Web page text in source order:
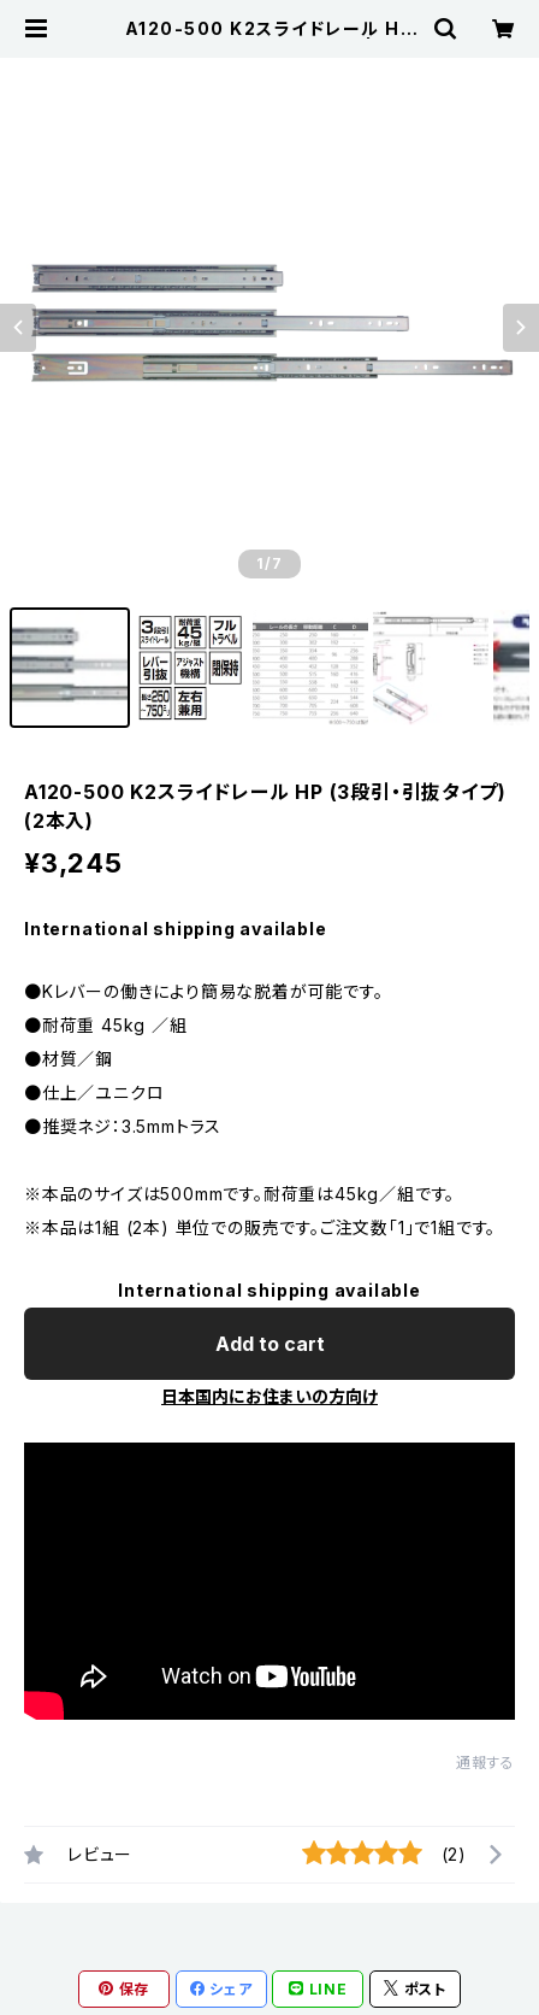
A120-500 K2スライドレール HP
1 /7
A120-500 K2スライドレール HP (3段引・引抜タイプ)
(2本入)
¥3,245
International shipping available
●Kレバーの働きにより簡易な脱着が可能です。
●耐荷重 45kg ／組
●材質／鋼
●仕上／ユニクロ
●推奨ネジ：3.5mmトラス
※本品のサイズは500mmです。耐荷重は45kg／組です。
※本品は1組 (2本) 単位での販売です。ご注文数「1」で1組です。
International shipping available
Add to cart
日本国内にお住まいの方向け
通報する
レビュー (2)
保存 シェア LINE ポスト